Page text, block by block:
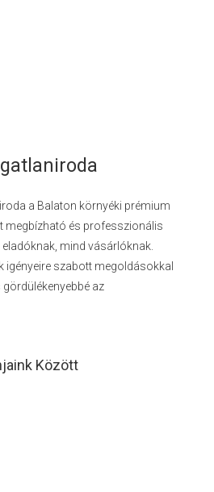
a Balaton környéki prémium
megbízható és professzionális
mind vásárlóknak.
igényeire szabott megoldásokkal
az
Között